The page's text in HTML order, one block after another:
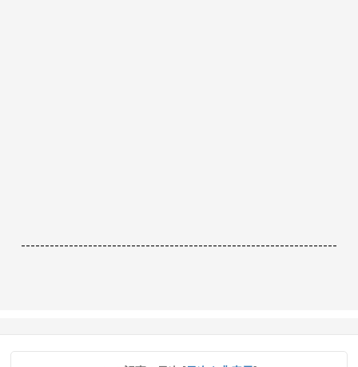
------------------------------------------------------------------